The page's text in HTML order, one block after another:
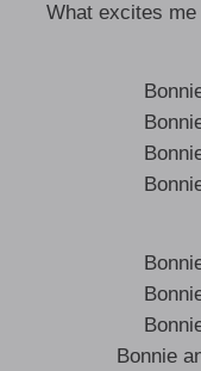
What excites
Bonnie